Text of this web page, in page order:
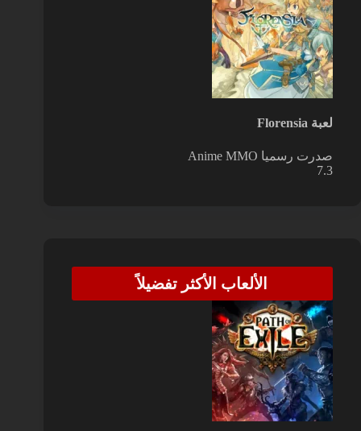
لعبة Florensia
صدرت رسميا Anime MMO
7.3
الألعاب الأكثر تفضيلاً